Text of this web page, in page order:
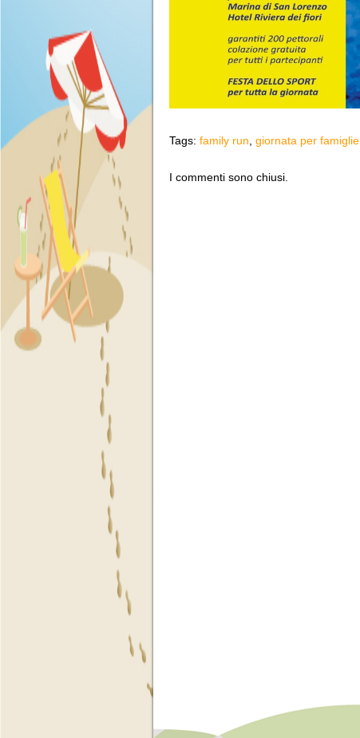
Tags: family run giornata per famiglie
I commenti sono chiusi.